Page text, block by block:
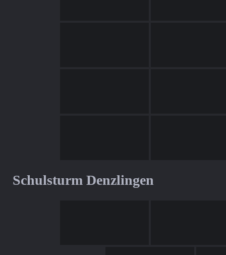
Schulsturm Denzlingen